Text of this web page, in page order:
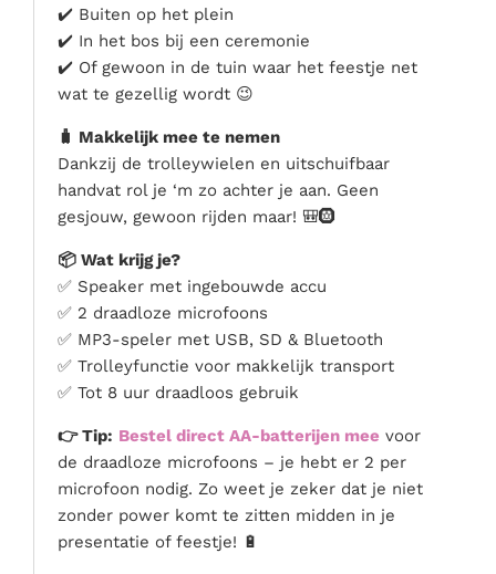
✔️ Buiten op het plein
✔️ In het bos bij een ceremonie
✔️ Of gewoon in de tuin waar het feestje net
wat te gezellig wordt 😉
🧳 Makkelijk mee te nemen
Dankzij de trolleywielen en uitschuifbaar
handvat rol je ‘m zo achter je aan. Geen
gesjouw, gewoon rijden maar! 🎒🛞
📦 Wat krijg je?
✅ Speaker met ingebouwde accu
✅ 2 draadloze microfoons
✅ MP3-speler met USB, SD & Bluetooth
✅ Trolleyfunctie voor makkelijk transport
✅ Tot 8 uur draadloos gebruik
👉 Tip: Bestel direct AA-batterijen mee voor
de draadloze microfoons – je hebt er 2 per
microfoon nodig. Zo weet je zeker dat je niet
zonder power komt te zitten midden in je
presentatie of feestje! 🔋